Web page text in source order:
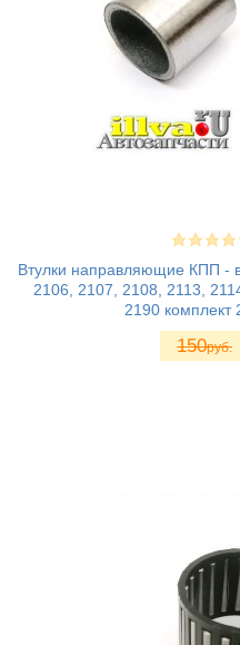
Втулки направляющие КПП -
2106, 2107, 2108, 2113,
2190 комплект
150руб.